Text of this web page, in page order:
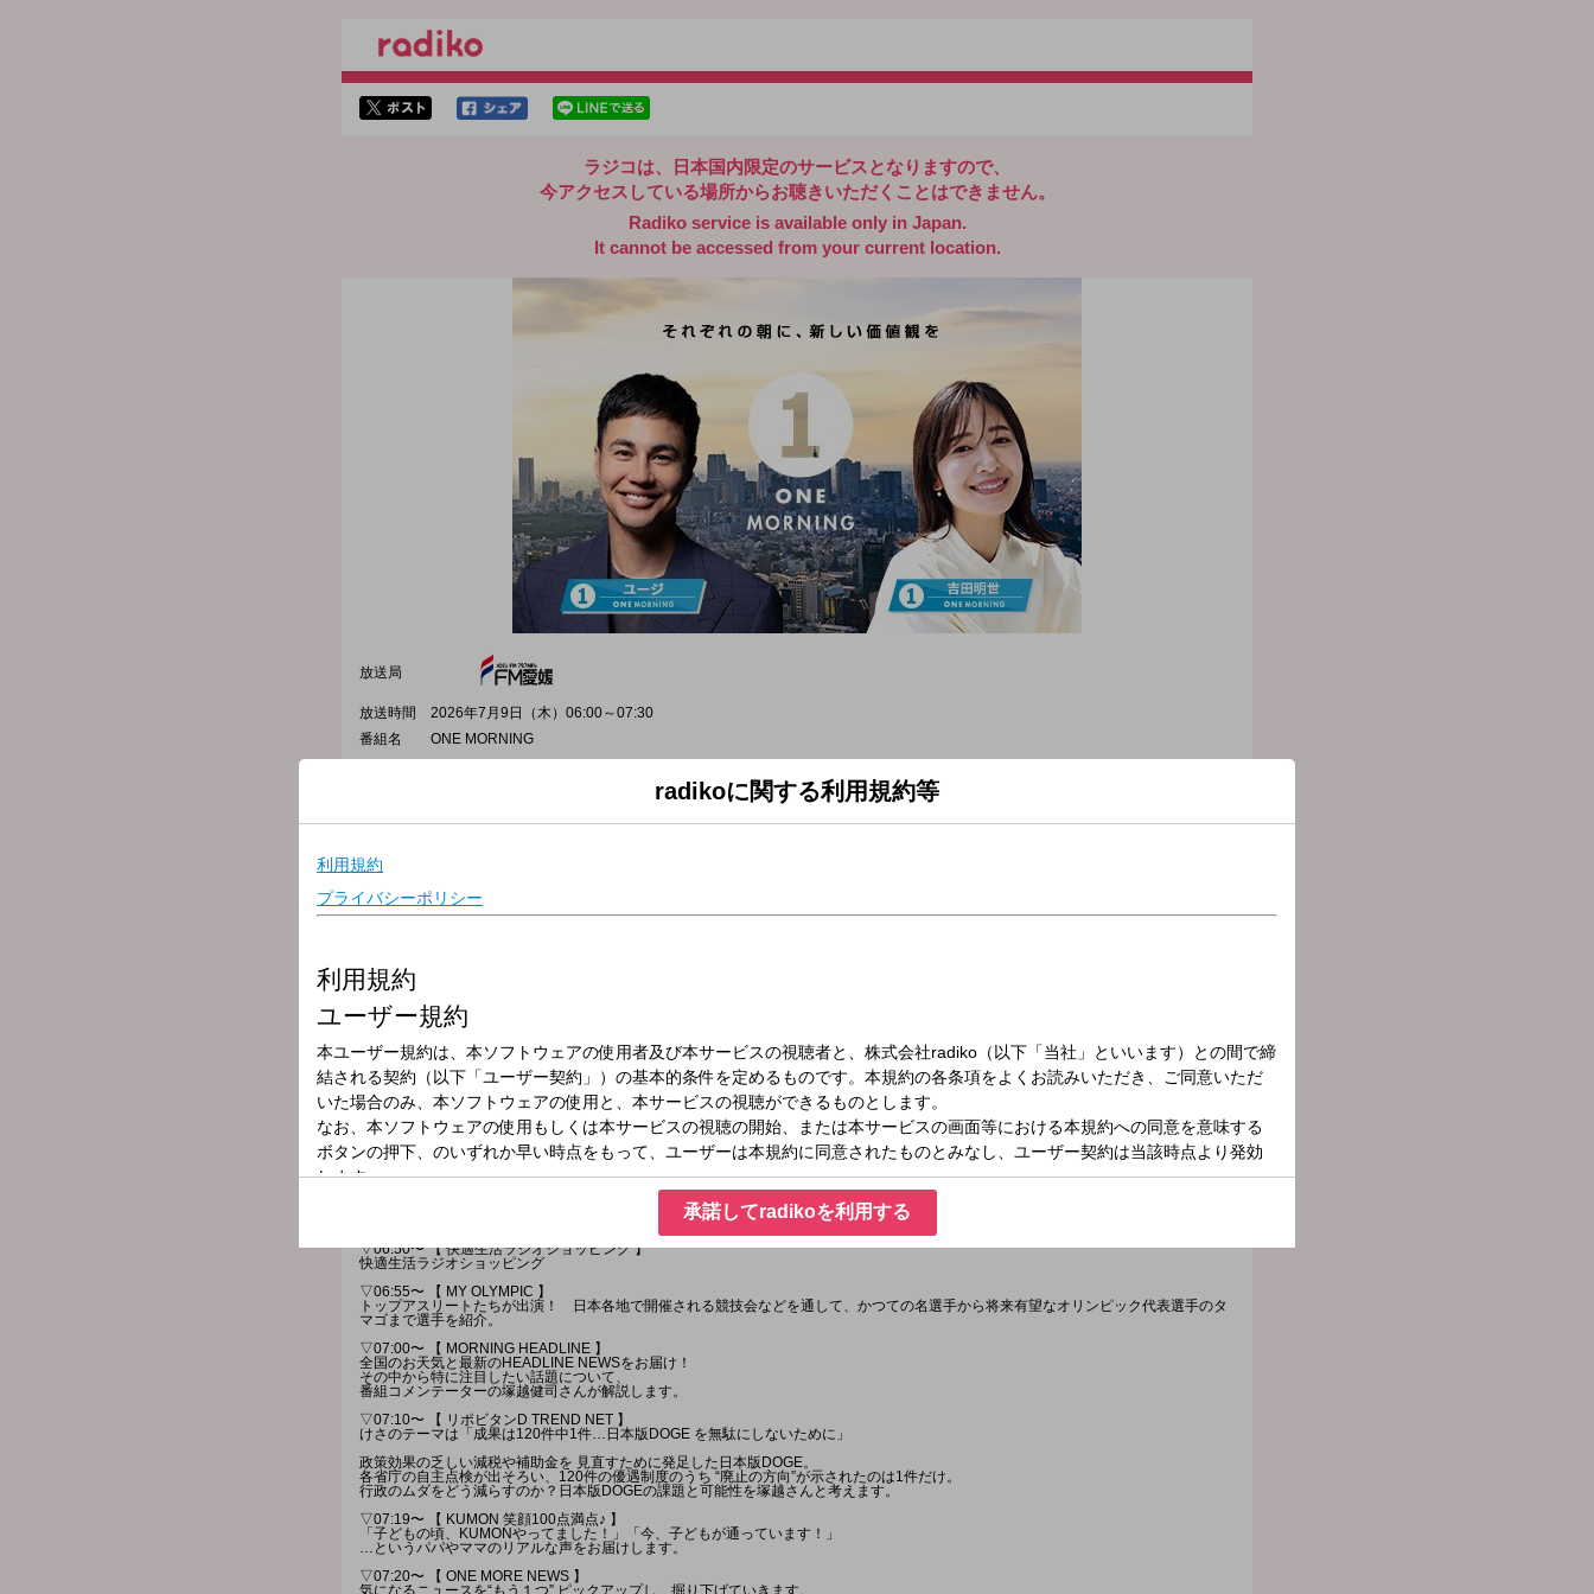
ラジコは、日本国内限定のサービスとなりますので、
今アクセスしている場所からお聴きいただくことはできません。
Radiko service is available only in Japan.
It cannot be accessed from your current location.
放送局
放送時間
2026年7月9日（木）06:00～07:30
番組名
ONE MORNING
あなたやあなたの周りで流行っている食べ物をワンコメで教えてください。
なかなか手に入らず行列に並んだ！家族でハマって冷蔵庫が材料で埋まっている、などなど、
流行の食べ物に関するエピソードも一緒に送ってください。
流行りの食べ物には、食指が動かないという方は、
自分だけのマイブームまたは、流行りの食べ物に乗らない理由を教えてください。
タレントの"ユージ"とフリーアナウンサーの"吉田明世"がお届けする「ONE MORNING」。
今日も一緒に素敵な1日をスタートさせましょう！
日替わりのリスナーアンケート＜ワンコメ・ワンジャッジ＞
番組Xでのアンケート
⇨投票は★ONE MORNING 公式Xで実施！★
また「#ワンモ」であなたの声=ワンコメを募集中です！
みなさんからの「BEST HITS REQUEST」もHPから募集中！！
採用された方には番組オリジナルステッカーをプレゼントしています。
▽06:50〜 【 快適生活ラジオショッピング 】
快適生活ラジオショッピング
▽06:55〜 【 MY OLYMPIC 】
トップアスリートたちが出演！ 日本各地で開催される競技会などを通して、かつての名選手から将来有望なオリンピック代表選手のタ
マゴまで選手を紹介。
▽07:00〜 【 MORNING HEADLINE 】
全国のお天気と最新のHEADLINE NEWSをお届け！
その中から特に注目したい話題について、
番組コメンテーターの塚越健司さんが解説します。
▽07:10〜 【 リポビタンD TREND NET 】
けさのテーマは「成果は120件中1件…日本版DOGE を無駄にしないために」
政策効果の乏しい減税や補助金を 見直すために発足した日本版DOGE。
各省庁の自主点検が出そろい、120件の優遇制度のうち “廃止の方向”が示されたのは1件だけ。
行政のムダをどう減らすのか？日本版DOGEの課題と可能性を塚越さんと考えます。
▽07:19〜 【 KUMON 笑顔100点満点♪ 】
「子どもの頃、KUMONやってました！」「今、子どもが通っています！」
…というパパやママのリアルな声をお届けします。
▽07:20〜 【 ONE MORE NEWS 】
気になるニュースを“もう１つ” ピックアップし、掘り下げていきます。
radikoに関する利用規約等
承諾してradikoを利用する